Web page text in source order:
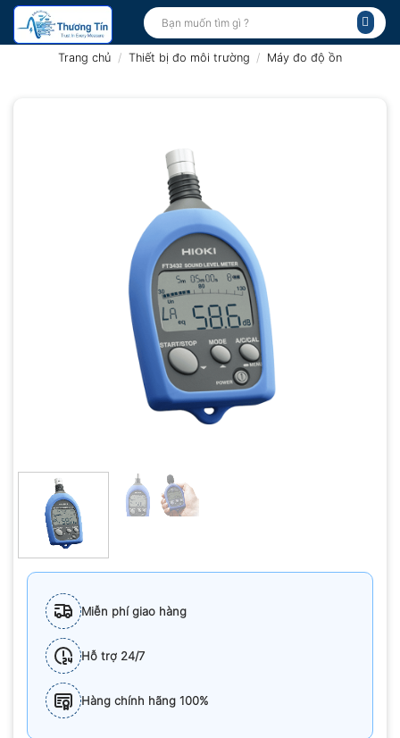
Bỏ
qua
Tìm
kiếm:
Trang chủ / Thiết bị đo môi trường / Máy đo độ ồn
Miễn phí giao hàng
Hỗ trợ 24/7
Hàng chính hãng 100%